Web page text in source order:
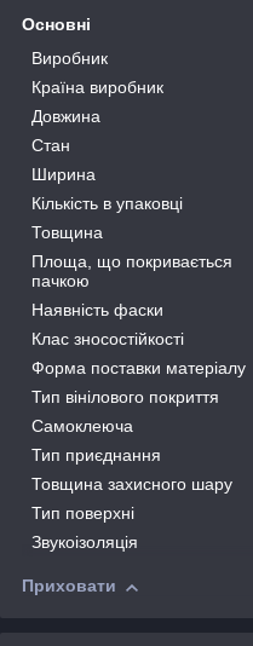
Основні
Виробник
Країна виробник
Довжина
Стан
Ширина
Кількість в упаковці
Товщина
Площа, що покривається
пачкою
Наявність фаски
Клас зносостійкості
Форма поставки матеріалу
Тип вінілового покриття
Самоклеюча
Тип приєднання
Товщина захисного шару
Тип поверхні
Звукоізоляція
Приховати